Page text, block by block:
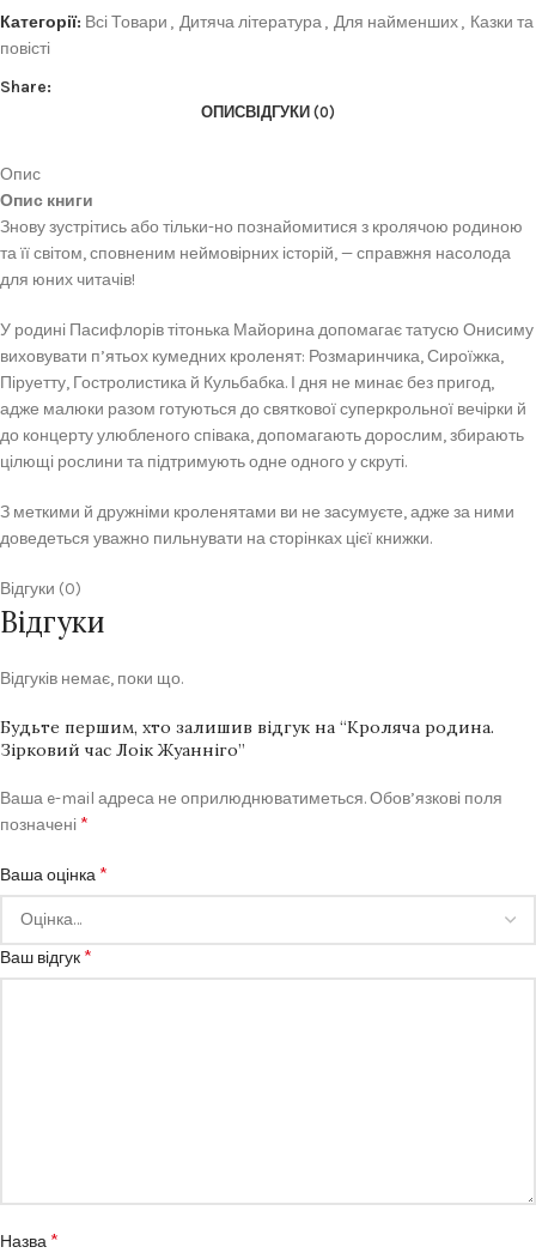
Категорії: Всі Товари , Дитяча література, Для найменших, Казки та
повісті
Share:
ОПИСВІДГУКИ (0)
Опис
Опис книги
Знову зустрітись або тільки-но познайомитися з кролячою родиною
та її світом, сповненим неймовірних історій, — справжня насолода
для юних читачів!
У родині Пасифлорів тітонька Майорина допомагає татусю Онисиму
виховувати п’ятьох кумедних кроленят: Розмаринчика, Сироїжка,
Піруетту, Гостролистика й Кульбабка. І дня не минає без пригод,
адже малюки разом готуються до святкової суперкрольної вечірки й
до концерту улюбленого співака, допомагають дорослим, збирають
цілющі рослини та підтримують одне одного у скруті.
З меткими й дружніми кроленятами ви не засумуєте, адже за ними
доведеться уважно пильнувати на сторінках цієї книжки.
Відгуки (0)
Відгуки
Відгуків немає, поки що.
Будьте першим, хто залишив відгук на “Кроляча родина.
Зірковий час Лоік Жуанніго”
Ваша e-mail адреса не оприлюднюватиметься.Обов’язкові поля
позначені *
Ваша оцінка *
Ваш відгук *
Назва *